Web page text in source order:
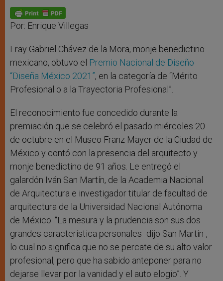
p
p
g
e
r
o
k
Por: Enrique Villegas
Fray Gabriel Chávez de la Mora, monje benedictino
mexicano, obtuvo el Premio Nacional de Diseño
“Diseña México 2021”, en la categoría de “Mérito
Profesional o a la Trayectoria Profesional ”.
El reconocimiento fue concedido durante la
premiación que se celebró el pasado miércoles 20
de octubre en el Museo Franz Mayer de la Ciudad de
México y contó con la presencia del arquitecto y
monje benedictino de 91 años. Le entregó el
galardón Iván San Martín, de la Academia Nacional
de Arquitectura e investigador titular de facultad de
arquitectura de la Universidad Nacional Autónoma
de México. “La mesura y la prudencia son sus dos
grandes característica personales -dijo San Martín-,
lo cual no significa que no se percate de su alto valor
profesional, pero que ha sabido anteponer para no
dejarse llevar por la vanidad y el auto elogio”. Y